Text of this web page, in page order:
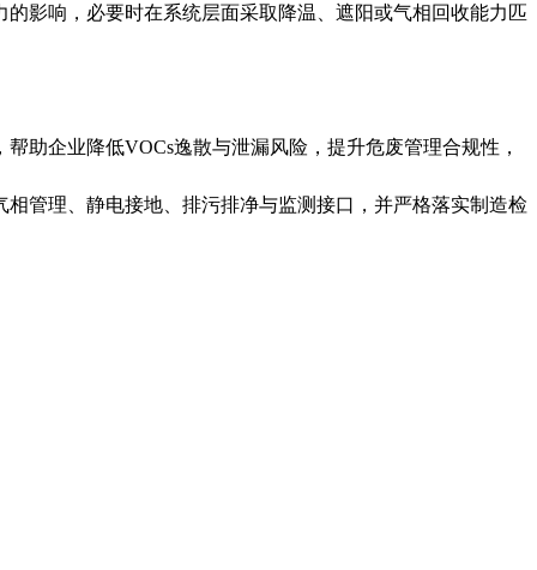
影响，必要时在系统层面采取降温、遮阳或气相回收能力匹
助企业降低VOCs逸散与泄漏风险，提升危废管理合规性，
管理、静电接地、排污排净与监测接口，并严格落实制造检